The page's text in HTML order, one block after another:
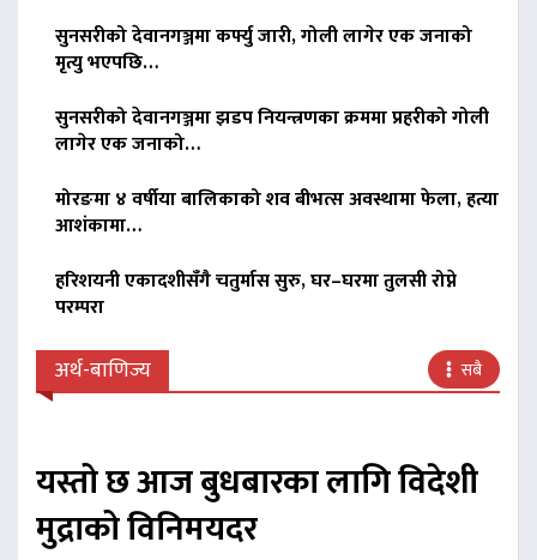
सुनसरीको देवानगञ्जमा कर्फ्यु जारी, गोली लागेर एक जनाको
मृत्यु भएपछि…
सुनसरीको देवानगञ्जमा झडप नियन्त्रणका क्रममा प्रहरीको गोली
लागेर एक जनाको…
मोरङमा ४ वर्षीया बालिकाको शव बीभत्स अवस्थामा फेला, हत्या
आशंकामा…
हरिशयनी एकादशीसँगै चतुर्मास सुरु, घर–घरमा तुलसी रोप्ने
परम्परा
अर्थ-बाणिज्य सबै
यस्तो छ आज बुधबारका लागि विदेशी
मुद्राको विनिमयदर